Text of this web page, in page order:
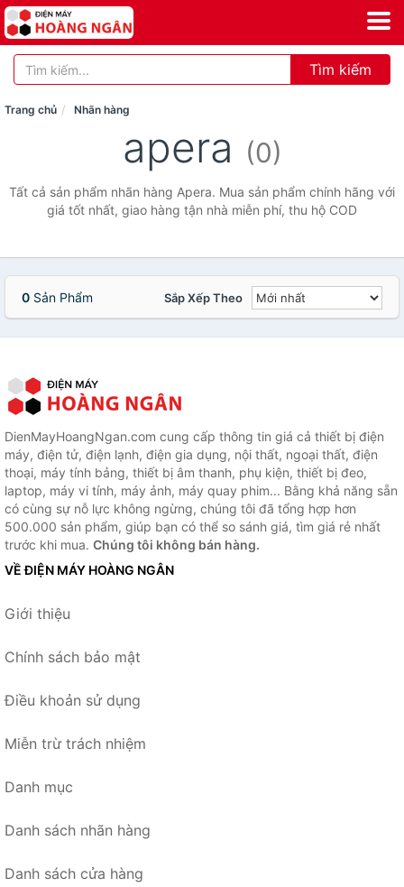
Tìm kiếm
Trang chủ Nhãn hàng
apera (0)
Tất cả sản phẩm nhãn hàng Apera. Mua sản phẩm chính hãng với
giá tốt nhất, giao hàng tận nhà miễn phí, thu hộ COD
0 Sản Phẩm Sắp Xếp Theo
DienMayHoangNgan.com cung cấp thông tin giá cả thiết bị điện
máy, điện tử, điện lạnh, điện gia dụng, nội thất, ngoại thất, điện
thoại, máy tính bảng, thiết bị âm thanh, phụ kiện, thiết bị đeo,
laptop, máy vi tính, máy ảnh, máy quay phim... Bằng khả năng sẵn
có cùng sự nỗ lực không ngừng, chúng tôi đã tổng hợp hơn
500.000 sản phẩm, giúp bạn có thể so sánh giá, tìm giá rẻ nhất
trước khi mua. Chúng tôi không bán hàng.
VỀ ĐIỆN MÁY HOÀNG NGÂN
Giới thiệu
Chính sách bảo mật
Điều khoản sử dụng
Miễn trừ trách nhiệm
Danh mục
Danh sách nhãn hàng
Danh sách cửa hàng